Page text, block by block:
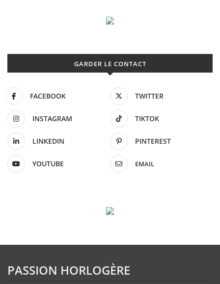
GARDER LE CONTACT
FACEBOOK TWITTER
INSTAGRAM TIKTOK
LINKEDIN PINTEREST
YOUTUBE EMAIL
PASSION HORLOGÈRE